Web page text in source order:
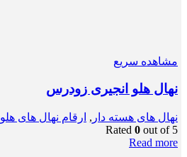
مشاهده سریع
نهال هلو انجیری زودرس
نهال های هسته دار , ارقام نهال های هلو
Rated 0 out of 5
Read more